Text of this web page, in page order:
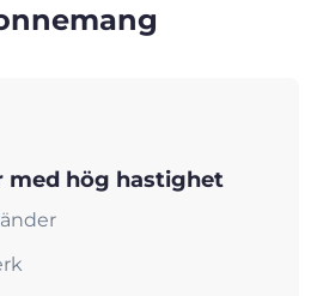
med hög hastighet